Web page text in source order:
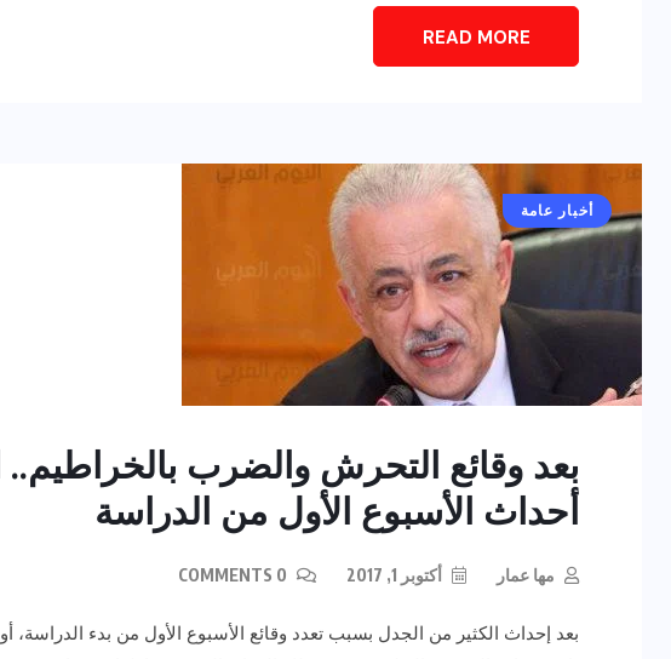
READ MORE
أخبار عامة
بعد وقائع التحرش والضرب بالخراطيم..
أحداث الأسبوع الأول من الدراسة
مها عمار أكتوبر 1, 2017
بعد إحداث الكثير من الجدل بسبب تعدد وقائع الأسبوع الأول من بدء